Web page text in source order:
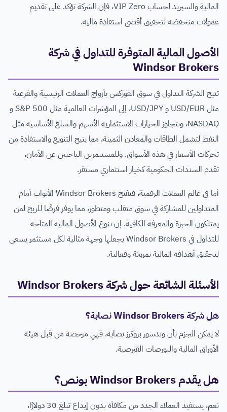
المالية والسبريد لحساب VIP Zero، فإن الشركة تؤكد على تقديم
عمولات منخفضة لتحقيق أقصى استفادة مالية.
الأصول المالية المتوفرة للتداول في شركة
Windsor Brokers
تتيح الشركة التداول في سوق الفوركس بأزواج العملات الرئيسية والفرعية
مثل USD/EUR و USD/JPY، إلى المؤشرات العالمية مثل S&P 500 و
NASDAQ، وتتجاوز الخيارات الاستثمارية الأسهم والسلع الأساسية مثل
النفط لتشمل الطاقات والمعادن الثمينة، مما يتيح التنويع والاستفادة من
تحركات الأسعار في هذه الأسواق. وللمستثمرين الباحثين عن الأمان،
تقدم السندات الحكومية كخيار استثماري مستقر.
أما في عالم العملات الرقمية، فتفتح Windsor Brokers الأبواب أمام
المتداولين للمشاركة في سوق متقلب ومتطور، مما يوفر فرصًا للربح لمن
يمتلكون الخبرة والمعرفة الكافية. إن تنوع الأصول المالية المتاحة
للتداول في Windsor Brokers يجعلها وجهة مثالية لكل مستثمر يسعى
لتحقيق أهدافه المالية بمرونة وفعالية.
الأسئلة الشائعة حول شركة Windsor Brokers
هل شركة Windsor Brokers نصابة؟
لا يمكن الجزم بأن وندسور بروكرز نصابة، فهي مرخصة من قبل هيئة
الأوراق المالية والبورصات القبرصية.
هل يقدم Windsor Brokers بونص؟
نعم، يستفيد العملاء الجدد من مكافأة بدون إيداع تبلغ 30 دولارًا،